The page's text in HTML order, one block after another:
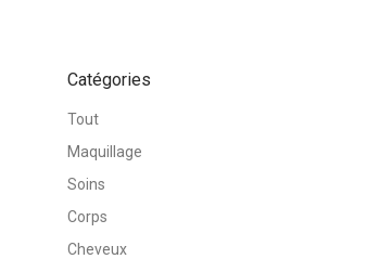
Catégories
Tout
Maquillage
Soins
Corps
Cheveux